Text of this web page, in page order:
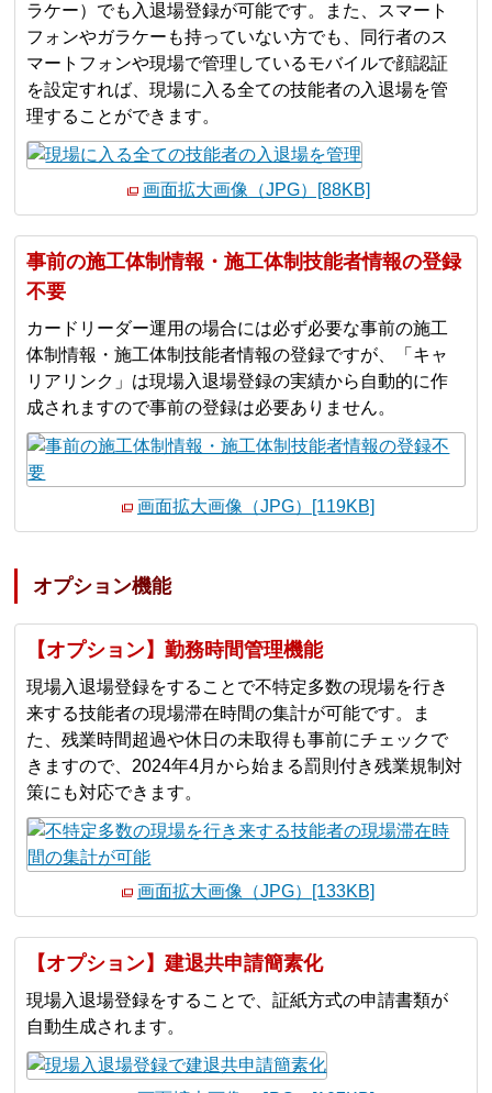
ラケー）でも入退場登録が可能です。また、スマート
フォンやガラケーも持っていない方でも、同行者のス
マートフォンや現場で管理しているモバイルで顔認証
を設定すれば、現場に入る全ての技能者の入退場を管
理することができます。
画面拡大画像（JPG）[88KB]
事前の施工体制情報・施工体制技能者情報の登録
不要
カードリーダー運用の場合には必ず必要な事前の施工
体制情報・施工体制技能者情報の登録ですが、「キャ
リアリンク」は現場入退場登録の実績から自動的に作
成されますので事前の登録は必要ありません。
画面拡大画像（JPG）[119KB]
オプション機能
【オプション】勤務時間管理機能
現場入退場登録をすることで不特定多数の現場を行き
来する技能者の現場滞在時間の集計が可能です。ま
た、残業時間超過や休日の未取得も事前にチェックで
きますので、2024年4月から始まる罰則付き残業規制対
策にも対応できます。
画面拡大画像（JPG）[133KB]
【オプション】建退共申請簡素化
現場入退場登録をすることで、証紙方式の申請書類が
自動生成されます。